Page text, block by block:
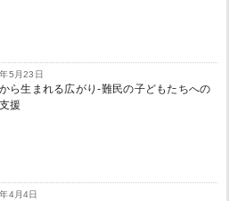
5月23日
ら生まれる広がり‐難民の子どもたちへの
援
4月4日